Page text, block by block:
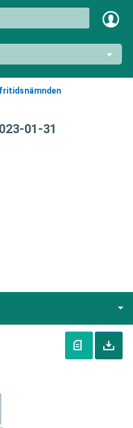
01-31